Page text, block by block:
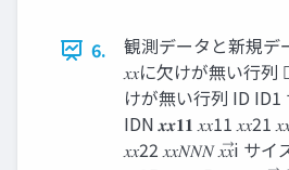
6.
観測データと新規デ
𝑥𝑥に欠けが無い行
けが無い行列 ID
IDN 𝒙𝒙𝟏𝟏 𝑥𝑥11 𝑥𝑥21
𝑥𝑥22 𝑥𝑥𝑁𝑁𝑁 𝑥𝑥⃗i サイ